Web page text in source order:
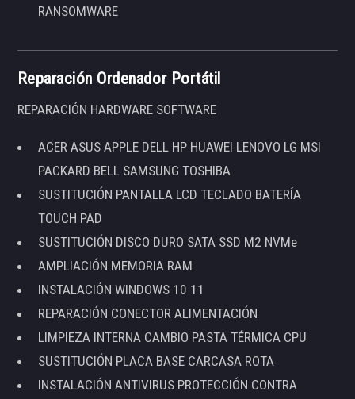
RANSOMWARE
Reparación Ordenador Portátil
REPARACIÓN HARDWARE SOFTWARE
ACER ASUS APPLE DELL HP HUAWEI LENOVO LG MSI
PACKARD BELL SAMSUNG TOSHIBA
SUSTITUCIÓN PANTALLA LCD TECLADO BATERÍA
TOUCH PAD
SUSTITUCIÓN DISCO DURO SATA SSD M2 NVMe
AMPLIACIÓN MEMORIA RAM
INSTALACIÓN WINDOWS 10 11
REPARACIÓN CONECTOR ALIMENTACIÓN
LIMPIEZA INTERNA CAMBIO PASTA TÉRMICA CPU
SUSTITUCIÓN PLACA BASE CARCASA ROTA
INSTALACIÓN ANTIVIRUS PROTECCIÓN CONTRA